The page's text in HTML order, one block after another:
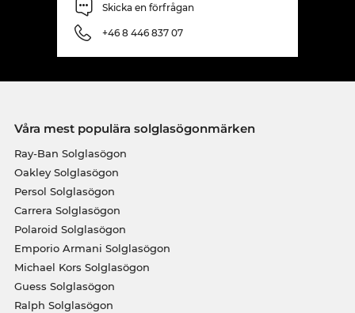
Skicka en förfrågan
+46 8 446 837 07
Våra mest populära solglasögonmärken
Ray-Ban Solglasögon
Oakley Solglasögon
Persol Solglasögon
Carrera Solglasögon
Polaroid Solglasögon
Emporio Armani Solglasögon
Michael Kors Solglasögon
Guess Solglasögon
Ralph Solglasögon